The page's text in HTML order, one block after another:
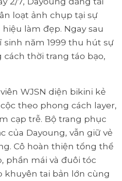
loạt ảnh chụp tại sự
làm đẹp. Ngay sau
sinh năm 1999 thu hút sự
thời trang táo bạo,
WJSN diện bikini kẻ
theo phong cách layer,
cạp trễ. Bộ trang phục
của Dayoung, vẫn giữ vẻ
Cô hoàn thiện tổng thể
phần mái và đuôi tóc
khuyên tai bản lớn cùng